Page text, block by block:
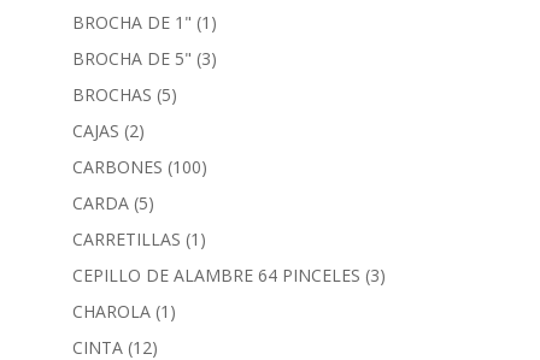
BROCHA DE 1" (1)
BROCHA DE 5" (3)
BROCHAS (5)
CAJAS (2)
CARBONES (100)
CARDA (5)
CARRETILLAS (1)
CEPILLO DE ALAMBRE 64 PINCELES (3)
CHAROLA (1)
CINTA (12)